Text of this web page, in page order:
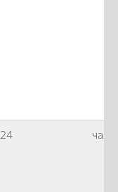
24 часа